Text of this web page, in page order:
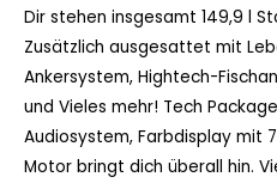
Dir stehen insgesamt 149,9 l
Zusätzlich ausgesattet mit
Ankersystem, Hightech-
und Vieles mehr! Tech
Audiosystem, Farbdisplay mit
Motor bringt dich überall hin.